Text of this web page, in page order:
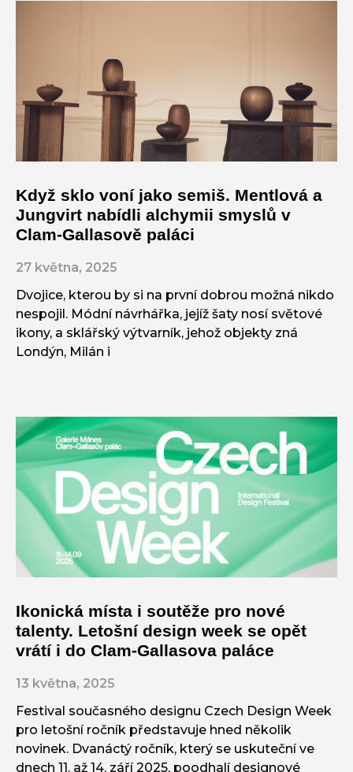
Když sklo voní jako semiš. Mentlová a
Jungvirt nabídli alchymii smyslů v
Clam-Gallasově paláci
27 května, 2025
Dvojice, kterou by si na první dobrou možná nikdo
nespojil. Módní návrhářka, jejíž šaty nosí světové
ikony, a sklářský výtvarník, jehož objekty zná
Londýn, Milán i
Ikonická místa i soutěže pro nové
talenty. Letošní design week se opět
vrátí i do Clam-Gallasova paláce
13 května, 2025
Festival současného designu Czech Design Week
pro letošní ročník představuje hned několik
novinek. Dvanáctý ročník, který se uskuteční ve
dnech 11. až 14. září 2025, poodhalí designové